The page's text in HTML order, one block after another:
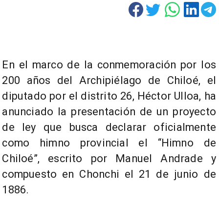
En el marco de la conmemoración por los
200 años del Archipiélago de Chiloé, el
diputado por el distrito 26, Héctor Ulloa, ha
anunciado la presentación de un proyecto
de ley que busca declarar oficialmente
como himno provincial el “Himno de
Chiloé”, escrito por Manuel Andrade y
compuesto en Chonchi el 21 de junio de
1886.